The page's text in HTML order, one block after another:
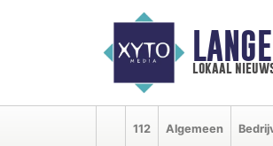
lokaal
112 Algemeen